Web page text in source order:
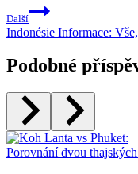
Další
Indonésie Informace:
Podobné